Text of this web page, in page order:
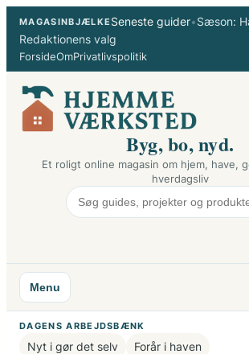
indhold
MAGASINBJÆLKE Seneste guider•Sæson:
Redaktionens valg
ForsideOmPrivatlivspolitik
Byg, bo, nyd.
Et roligt online magasin om hjem, have,
hverdagsliv
Menu
DAGENS ARBEJDSBÆNK
Nyt i gør det selv
Forår i haven